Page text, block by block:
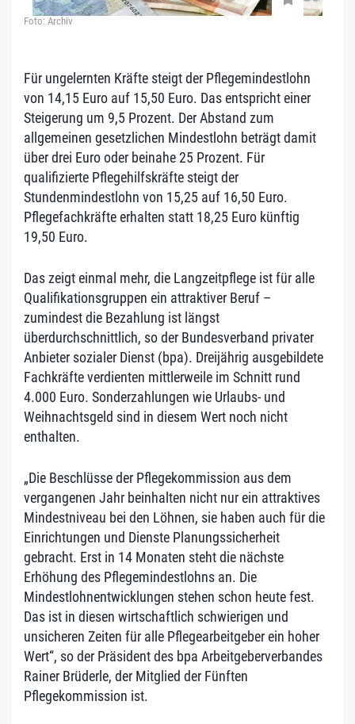
Foto: Archiv
Für ungelernten Kräfte steigt der Pflegemindestlohn
von 14,15 Euro auf 15,50 Euro. Das entspricht einer
Steigerung um 9,5 Prozent. Der Abstand zum
allgemeinen gesetzlichen Mindestlohn beträgt damit
über drei Euro oder beinahe 25 Prozent. Für
qualifizierte Pflegehilfskräfte steigt der
Stundenmindestlohn von 15,25 auf 16,50 Euro.
Pflegefachkräfte erhalten statt 18,25 Euro künftig
19,50 Euro.
Das zeigt einmal mehr, die Langzeitpflege ist für alle
Qualifikationsgruppen ein attraktiver Beruf –
zumindest die Bezahlung ist längst
überdurchschnittlich, so der Bundesverband privater
Anbieter sozialer Dienst (bpa). Dreijährig ausgebildete
Fachkräfte verdienten mittlerweile im Schnitt rund
4.000 Euro. Sonderzahlungen wie Urlaubs- und
Weihnachtsgeld sind in diesem Wert noch nicht
enthalten.
„Die Beschlüsse der Pflegekommission aus dem
vergangenen Jahr beinhalten nicht nur ein attraktives
Mindestniveau bei den Löhnen, sie haben auch für die
Einrichtungen und Dienste Planungssicherheit
gebracht. Erst in 14 Monaten steht die nächste
Erhöhung des Pflegemindestlohns an. Die
Mindestlohnentwicklungen stehen schon heute fest.
Das ist in diesen wirtschaftlich schwierigen und
unsicheren Zeiten für alle Pflegearbeitgeber ein hoher
Wert“, so der Präsident des bpa Arbeitgeberverbandes
Rainer Brüderle, der Mitglied der Fünften
Pflegekommission ist.